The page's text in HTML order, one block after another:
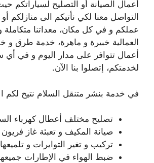
أعمال الصيانة أو التصليح لسياراتكم
التواصل معنا لكي نأتيكم الى منازلكم
عملكم و في كل مكان، معداتنا متكاملة
العمالية خبيرة و ماهرة، خدمة طرق و
أعمال تتوافر على مدار اليوم و في
لخدمتكم، إتصلوا بنا الآن.
في خدمة بنشر متنقل السلام نتيح لكم
تصليح مختلف أعطال كهرباء
صيانة المكيف و تعبئة غاز
تركيب و تغير التوايرات و
ضبط الهواء في الإطارات